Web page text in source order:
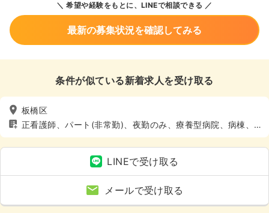
希望や経験をもとに、LINEで相談できる
最新の募集状況を確認してみる
条件が似ている新着求人を受け取る
板橋区
正看護師、パート(非常勤)、夜勤のみ、療養型病院、病棟、4
週8休以上
LINEで受け取る
メールで受け取る